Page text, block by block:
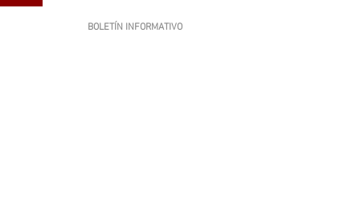
BOLETÍN INFORMATIVO